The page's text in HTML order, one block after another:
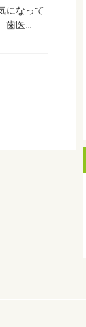
になって
歯医…